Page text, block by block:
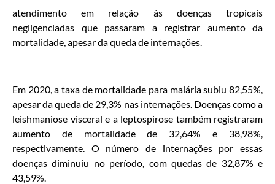
atendimento em relação às doenças tropicais
negligenciadas que passaram a registrar aumento da
mortalidade, apesar da queda de internações.
Em 2020, a taxa de mortalidade para malária subiu 82,55%,
apesar da queda de 29,3% nas internações. Doenças como a
leishmaniose visceral e a leptospirose também registraram
aumento de mortalidade de 32,64% e 38,98%,
respectivamente. O número de internações por essas
doenças diminuiu no período, com quedas de 32,87% e
43,59%.